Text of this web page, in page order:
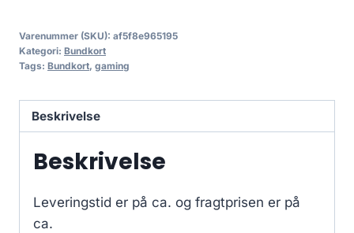
Varenummer (SKU): af5f8e965195
Kategori: Bundkort
Tags: Bundkort, gaming
Beskrivelse
Beskrivelse
Leveringstid er på ca. og fragtprisen er på
ca.